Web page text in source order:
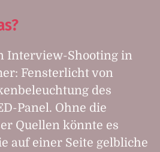
Interview-Shooting in
Fensterlicht von
des
Panel. Ohne die
Quellen könnte es
auf einer Seite gelbliche